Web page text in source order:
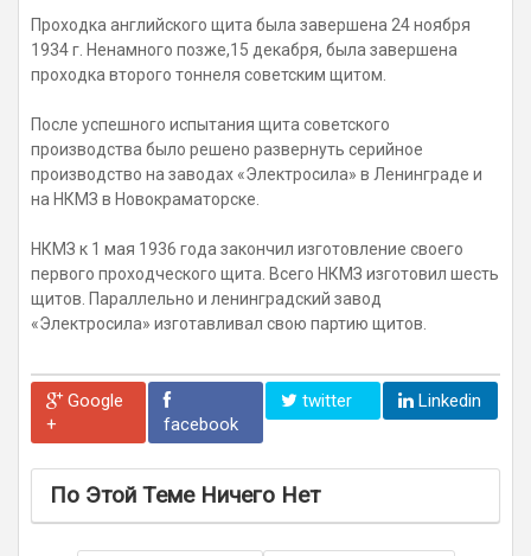
Проходка английского щита была завершена 24 ноября
1934 г. Ненамного позже,15 декабря, была завершена
проходка второго тоннеля советским щитом.
После успешного испытания щита советского
производства было решено развернуть серийное
производство на заводах «Электросила» в Ленинграде и
на НКМЗ в Новокраматорске.
НКМЗ к 1 мая 1936 года закончил изготовление своего
первого проходческого щита. Всего НКМЗ изготовил шесть
щитов. Параллельно и ленинградский завод
«Электросила» изготавливал свою партию щитов.
Google
+
facebook
twitter Linkedin
По Этой Теме Ничего Нет